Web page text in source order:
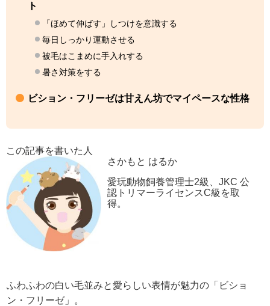
ト
「ほめて伸ばす」しつけを意識する
毎日しっかり運動させる
被毛はこまめに手入れする
暑さ対策をする
ビション・フリーゼは甘えん坊でマイペースな性格
この記事を書いた人
さかもと はるか
愛玩動物飼養管理士2級、JKC 公
認トリマーライセンスC級を取
得。
ふわふわの白い毛並みと愛らしい表情が魅力の「ビショ
ン・フリーゼ」。